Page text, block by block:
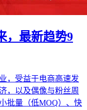
，最新趋势9
，受益于电商高速发
，以及偶像与粉丝周
批量（低MOQ）、快